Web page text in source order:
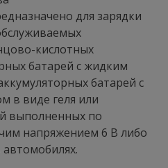
для зарядки
кислотных
батарей с жидким
батарей с
в виде геля или
выполненных по
напряжением 6 В либо